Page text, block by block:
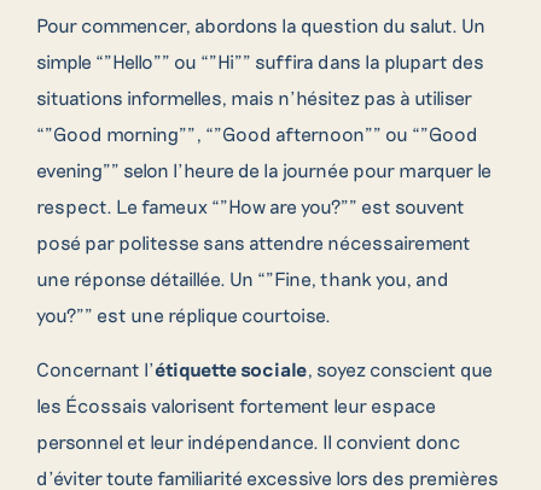
Pour commencer, abordons la question du salut. Un
simple “”Hello”” ou “”Hi”” suffira dans la plupart des
situations informelles, mais n’hésitez pas à utiliser
“”Good morning””, “”Good afternoon”” ou “”Good
evening”” selon l’heure de la journée pour marquer le
respect. Le fameux “”How are you?”” est souvent
posé par politesse sans attendre nécessairement
une réponse détaillée. Un “”Fine, thank you, and
you?”” est une réplique courtoise.
Concernant l’étiquette sociale , soyez conscient que
les Écossais valorisent fortement leur espace
personnel et leur indépendance. Il convient donc
d’éviter toute familiarité excessive lors des premières